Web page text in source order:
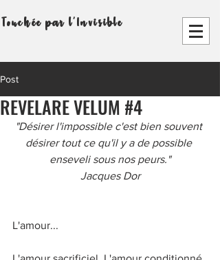
Touchée par l'Invisible
Post
REVELARE VELUM #4
"Désirer l'impossible c'est bien souvent
désirer tout ce qu'il y a de possible
enseveli sous nos peurs."
Jacques Dor
L'amour...